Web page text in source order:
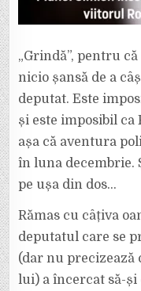
„Grindă”, pentru
nicio șansă de a
deputat. Este
și este imposibil ca
așa că aventura
în luna decembrie.
pe ușa din dos…
Rămas cu câțiva
deputatul care se
(dar nu precizează
lui) a încercat să-și